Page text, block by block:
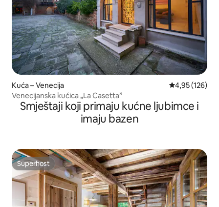
Kuća – Venecija Prosječna
4,95 (126)
Venecijanska kućica „La Casetta”
Smještaji koji primaju kućne ljubimce i
imaju bazen
Superhost
Superhost